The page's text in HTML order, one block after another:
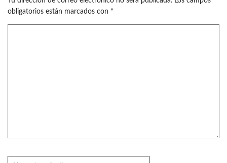
obligatorios están marcados con *